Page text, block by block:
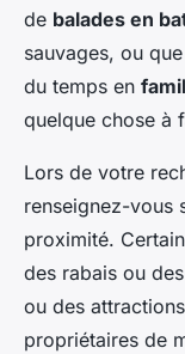
de balades en
sauvages, ou
du temps en
quelque chose à
Lors de votre
renseignez-vous
proximité.
des rabais ou
ou des
propriétaires de